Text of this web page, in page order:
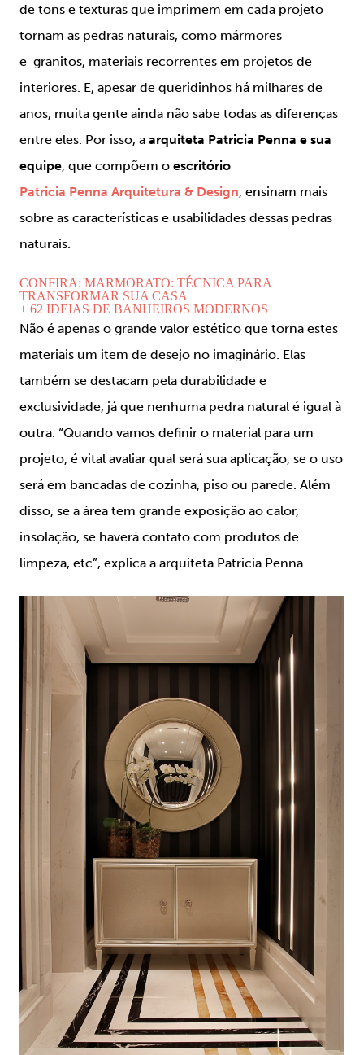
de tons e texturas que imprimem em cada projeto
tornam as pedras naturais, como mármores
e granitos, materiais recorrentes em projetos de
interiores. E, apesar de queridinhos há milhares de
anos, muita gente ainda não sabe todas as diferenças
entre eles. Por isso, a arquiteta Patricia Penna e sua
equipe, que compõem o escritório
Patricia Penna Arquitetura & Design, ensinam mais
sobre as características e usabilidades dessas pedras
naturais.
CONFIRA: MARMORATO: TÉCNICA PARA
TRANSFORMAR SUA CASA
+ 62 IDEIAS DE BANHEIROS MODERNOS
Não é apenas o grande valor estético que torna estes
materiais um item de desejo no imaginário. Elas
também se destacam pela durabilidade e
exclusividade, já que nenhuma pedra natural é igual à
outra. “Quando vamos definir o material para um
projeto, é vital avaliar qual será sua aplicação, se o uso
será em bancadas de cozinha, piso ou parede. Além
disso, se a área tem grande exposição ao calor,
insolação, se haverá contato com produtos de
limpeza, etc”, explica a arquiteta Patricia Penna.